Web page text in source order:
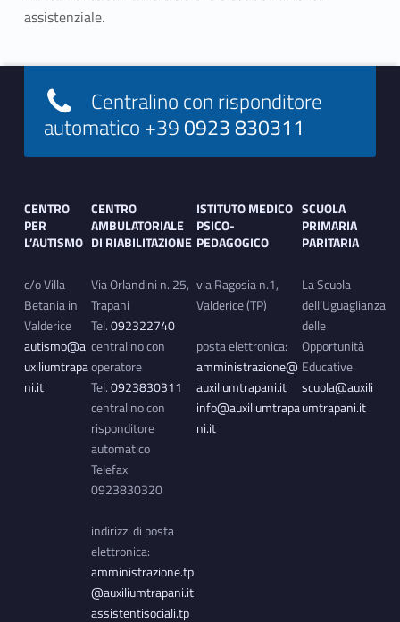
assistenziale.
Footer info sidebar
Centralino con risponditore
automatico +390923 830311
CENTRO
PER
L’AUTISMO
c/o Villa
Betania in
Valderice
autismo@a
uxiliumtrapa
ni.it
CENTRO
AMBULATORIALE
DI RIABILITAZIONE
Via Orlandini n. 25,
Trapani
Tel.092322740
centralino con
operatore
Tel.0923830311
centralino con
risponditore
automatico
Telefax
0923830320
indirizzi di posta
elettronica:
amministrazione.tp
@auxiliumtrapani.it
assistentisociali.tp
ISTITUTO MEDICO
PSICO-
PEDAGOGICO
via Ragosia n.1,
Valderice (TP)
posta elettronica:
amministrazione@
auxiliumtrapani.it
info@auxiliumtrapa
ni.it
SCUOLA
PRIMARIA
PARITARIA
La Scuola
dell’Uguaglianza
delle
Opportunità
Educative
scuola@auxili
umtrapani.it